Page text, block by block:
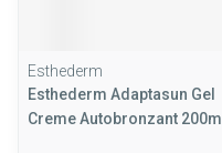
Esthederm
Esthederm Adaptasun Gel
Creme Autobronzant 200ml